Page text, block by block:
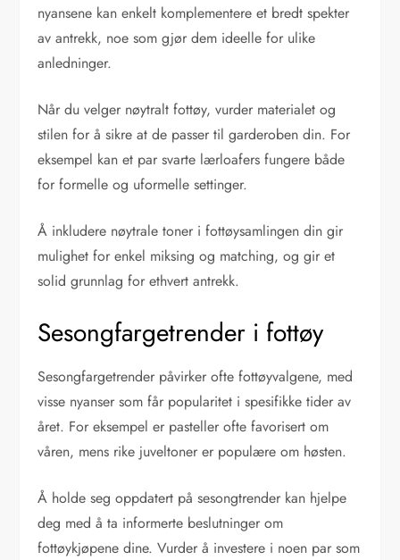
nyansene kan enkelt komplementere et bredt spekter
av antrekk, noe som gjør dem ideelle for ulike
anledninger.
Når du velger nøytralt fottøy, vurder materialet og
stilen for å sikre at de passer til garderoben din. For
eksempel kan et par svarte lærloafers fungere både
for formelle og uformelle settinger.
Å inkludere nøytrale toner i fottøysamlingen din gir
mulighet for enkel miksing og matching, og gir et
solid grunnlag for ethvert antrekk.
Sesongfargetrender i fottøy
Sesongfargetrender påvirker ofte fottøyvalgene, med
visse nyanser som får popularitet i spesifikke tider av
året. For eksempel er pasteller ofte favorisert om
våren, mens rike juveltoner er populære om høsten.
Å holde seg oppdatert på sesongtrender kan hjelpe
deg med å ta informerte beslutninger om
fottøykjøpene dine. Vurder å investere i noen par som